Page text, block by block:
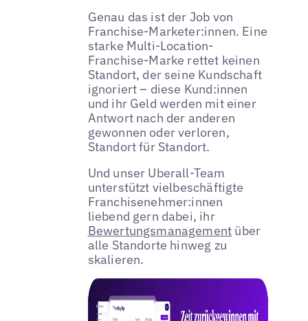
Genau das ist der Job von
Franchise-Marketer:innen. Eine
starke Multi-Location-
Franchise-Marke rettet keinen
Standort, der seine Kundschaft
ignoriert – diese Kund:innen
und ihr Geld werden mit einer
Antwort nach der anderen
gewonnen oder verloren,
Standort für Standort.
Und unser Uberall-Team
unterstützt vielbeschäftigte
Franchisenehmer:innen
liebend gern dabei, ihr
Bewertungsmanagement über
alle Standorte hinweg zu
skalieren.